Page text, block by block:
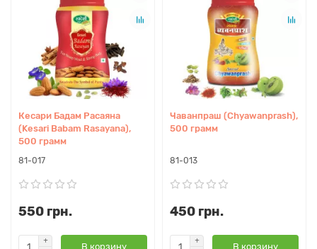
Кесари Бадам Расаяна
(Kesari Babam Rasayana),
500 грамм
81-017
550 грн.
В корзину
Чаванпраш (Chyawanprash),
500 грамм
81-013
450 грн.
В корзину